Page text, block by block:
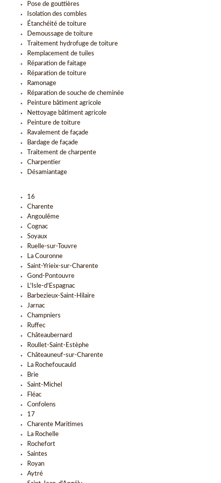
Pose de gouttières
Isolation des combles
Étanchéité de toiture
Demoussage de toiture
Traitement hydrofuge de toiture
Remplacement de tuiles
Réparation de faitage
Réparation de toiture
Ramonage
Réparation de souche de cheminée
Peinture bâtiment agricole
Nettoyage bâtiment agricole
Peinture de toiture
Ravalement de façade
Bardage de façade
Traitement de charpente
Charpentier
Désamiantage
16
Charente
Angoulême
Cognac
Soyaux
Ruelle-sur-Touvre
La Couronne
Saint-Yrieix-sur-Charente
Gond-Pontouvre
L'Isle-d'Espagnac
Barbezieux-Saint-Hilaire
Jarnac
Champniers
Ruffec
Châteaubernard
Roullet-Saint-Estèphe
Châteauneuf-sur-Charente
La Rochefoucauld
Brie
Saint-Michel
Fléac
Confolens
17
Charente Maritimes
La Rochelle
Rochefort
Saintes
Royan
Aytré